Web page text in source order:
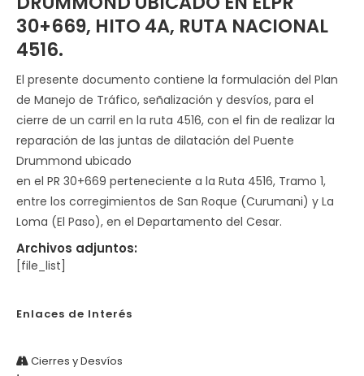
30+669, HITO 4A, RUTA NACIONAL
4516.
El presente documento contiene la formulación del Plan
de Manejo de Tráfico, señalización y desvíos, para el
cierre de un carril en la ruta 4516, con el fin de realizar la
reparación de las juntas de dilatación del Puente
Drummond ubicado
en el PR 30+669 perteneciente a la Ruta 4516, Tramo 1,
entre los corregimientos de San Roque (Curumani) y La
Loma (El Paso), en el Departamento del Cesar.
Archivos adjuntos:
[file_list]
Enlaces de Interés
Cierres y Desvíos